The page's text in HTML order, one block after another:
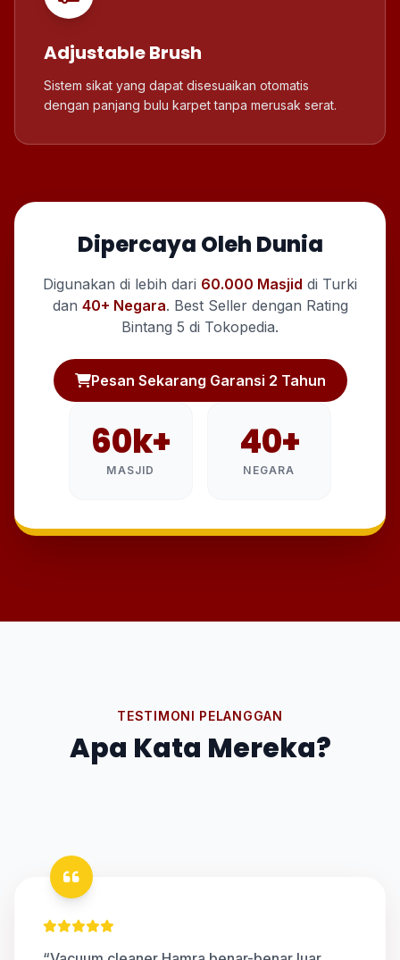
Adjustable Brush
Sistem sikat yang dapat disesuaikan otomatis
dengan panjang bulu karpet tanpa merusak serat.
Dipercaya Oleh Dunia
Digunakan di lebih dari 60.000 Masjid di Turki
dan 40+ Negara. Best Seller dengan Rating
Bintang 5 di Tokopedia.
Pesan Sekarang Garansi 2 Tahun
60k+
MASJID
40+
NEGARA
TESTIMONI PELANGGAN
Apa Kata Mereka?